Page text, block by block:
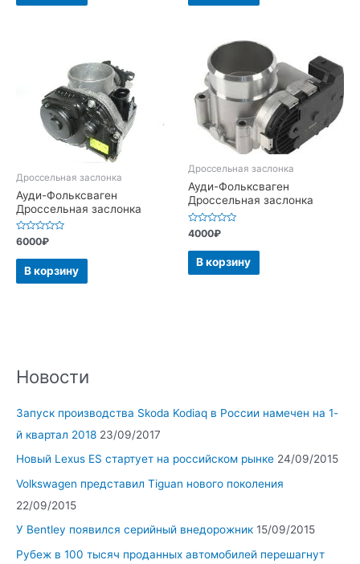
Новости
Запуск производства Skoda Kodiaq в России намечен на 1-
й квартал 2018 23/09/2017
Новый Lexus ES стартует на российском рынке 24/09/2015
Volkswagen представил Tiguan нового поколения
22/09/2015
У Bentley появился серийный внедорожник 15/09/2015
Рубеж в 100 тысяч проданных автомобилей перешагнут
Дроссельная заслонка
Ауди-Фольксваген
Дроссельная заслонка
Оценка
0
из
6000₽
В корзину
Дроссельная заслонка
Ауди-Фольксваген
Дроссельная заслонка
Оценка
0
из
4000₽
В корзину